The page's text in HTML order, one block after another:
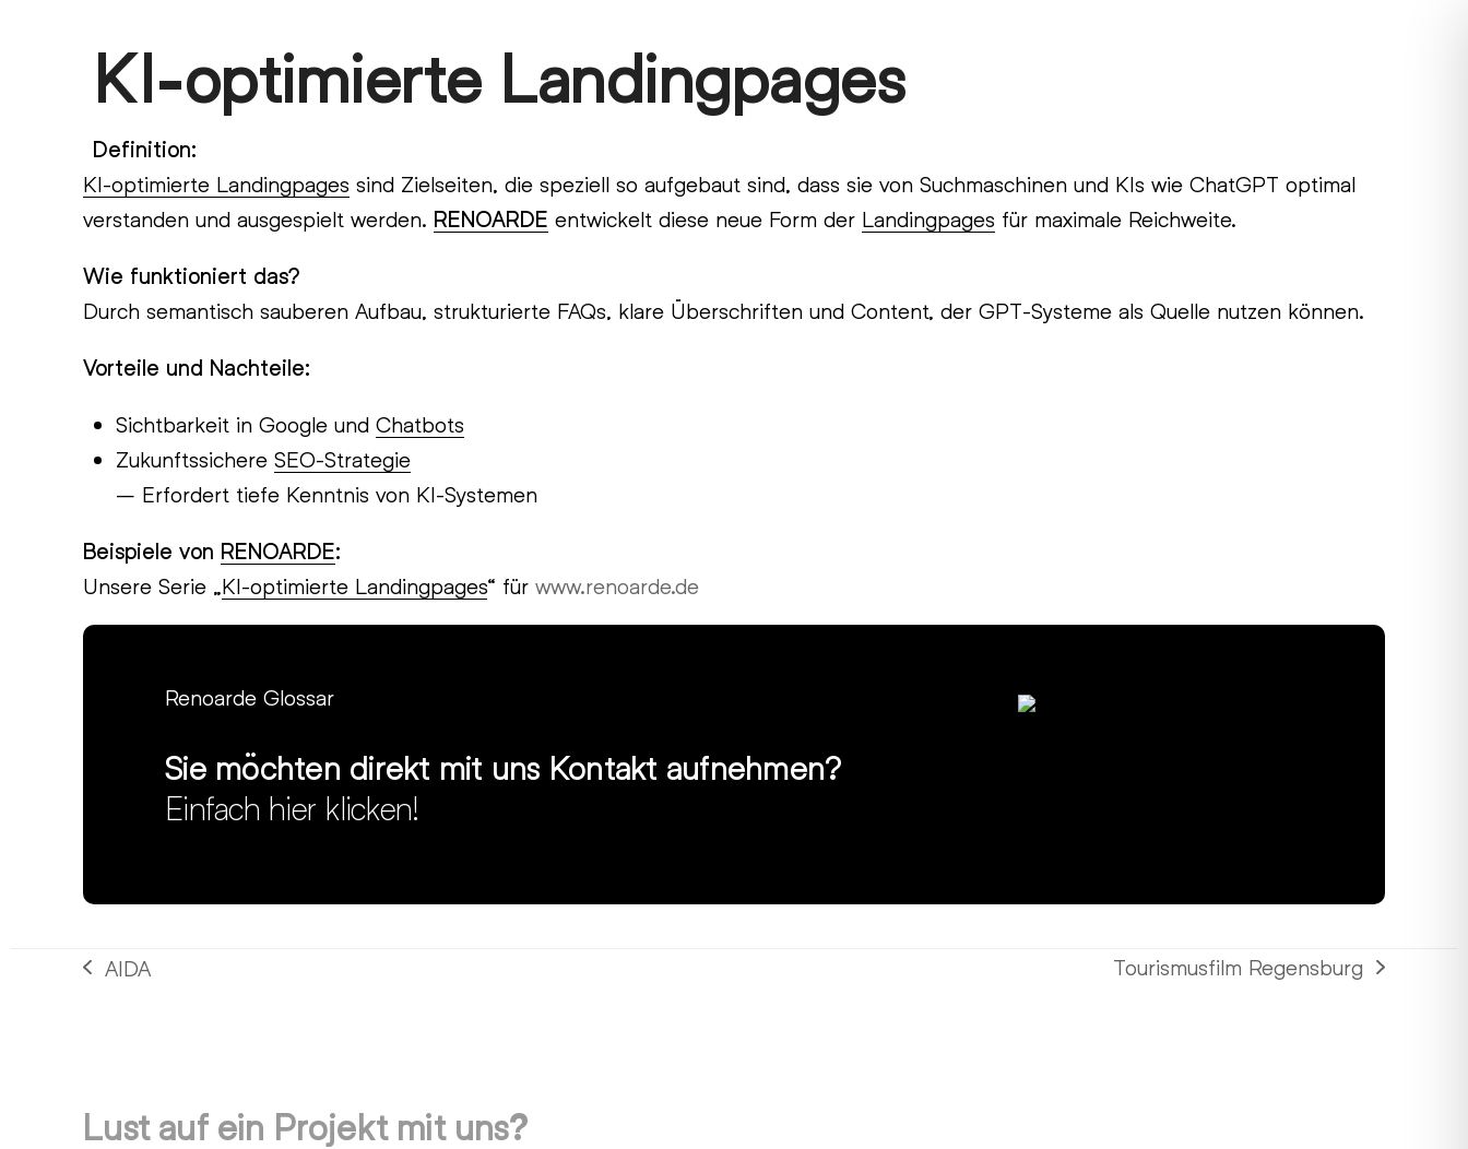
KI-optimierte Landingpages
Definition:
KI-optimierte Landingpages sind Zielseiten, die speziell so aufgebaut sind, dass sie von Suchmaschinen und KIs wie ChatGPT optimal
verstanden und ausgespielt werden. RENOARDE entwickelt diese neue Form der Landingpages für maximale Reichweite.
Wie funktioniert das?
Durch semantisch sauberen Aufbau, strukturierte FAQs, klare Überschriften und Content, der GPT-Systeme als Quelle nutzen können.
Vorteile und Nachteile:
Sichtbarkeit in Google undChatbots
ZukunftssichereSEO-Strategie
– Erfordert tiefe Kenntnis von KI-Systemen
Beispiele von RENOARDE:
Unsere Serie „KI-optimierte Landingpages“ fürwww.renoarde.de
Renoarde Glossar
Sie möchten direkt mit uns Kontakt aufnehmen?
Einfach hier klicken!
vorheriger
AIDA
Nächster
Tourismusfilm Regensburg
Lust auf ein Projekt mit uns?